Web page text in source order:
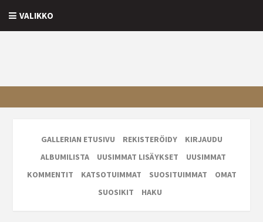
VALIKKO
GALLERIAN ETUSIVU REKISTERÖIDY
KIRJAUDU
ALBUMILISTA
UUSIMMAT LISÄYKSET
UUSIMMAT
KOMMENTIT
KATSOTUIMMAT SUOSITUIMMAT
OMAT
SUOSIKIT
HAKU